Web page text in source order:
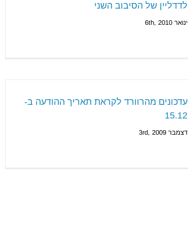
לדדליין של הסיבוב השני
ינואר 6th, 2010
עדכונים מהרוורד לקראת תאריך ההודעה ב-
15.12
דצמבר 3rd, 2009